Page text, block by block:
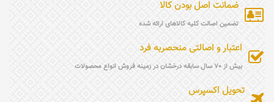
ضمانت اصل بودن کالا
تضمین اصالت کلیه کالاهای ارائه شده
اعتبار و اصالتی منحصربه فرد
بیش از 70 سال سابقه درخشان در زمینه فروش انواع محصولات
تحویل اکسپرس